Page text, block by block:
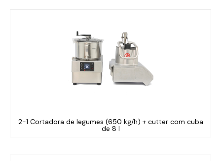
2-1 Cortadora de legumes (650 kg/h) + cutter com cuba
de 8 l